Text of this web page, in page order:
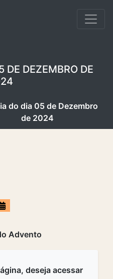
DE DEZEMBRO DE
do dia 05 de Dezembro
de 2024
Advento
deseja acessar